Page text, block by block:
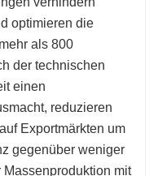
optimieren die
als 800
der technischen
einen
reduzieren
Exportmärkten um
gegenüber weniger
mit